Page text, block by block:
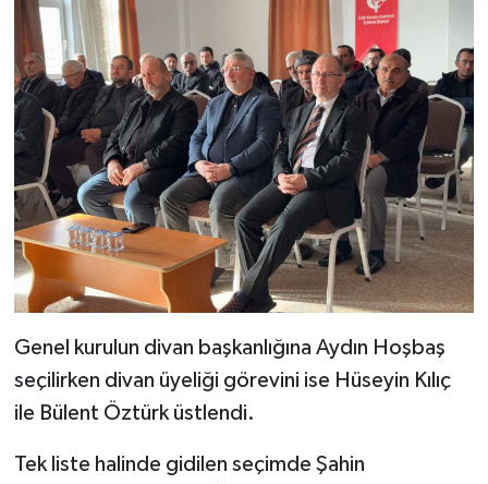
Genel kurulun divan başkanlığına Aydın Hoşbaş
seçilirken divan üyeliği görevini ise Hüseyin Kılıç
ile Bülent Öztürk üstlendi.
Tek liste halinde gidilen seçimde Şahin